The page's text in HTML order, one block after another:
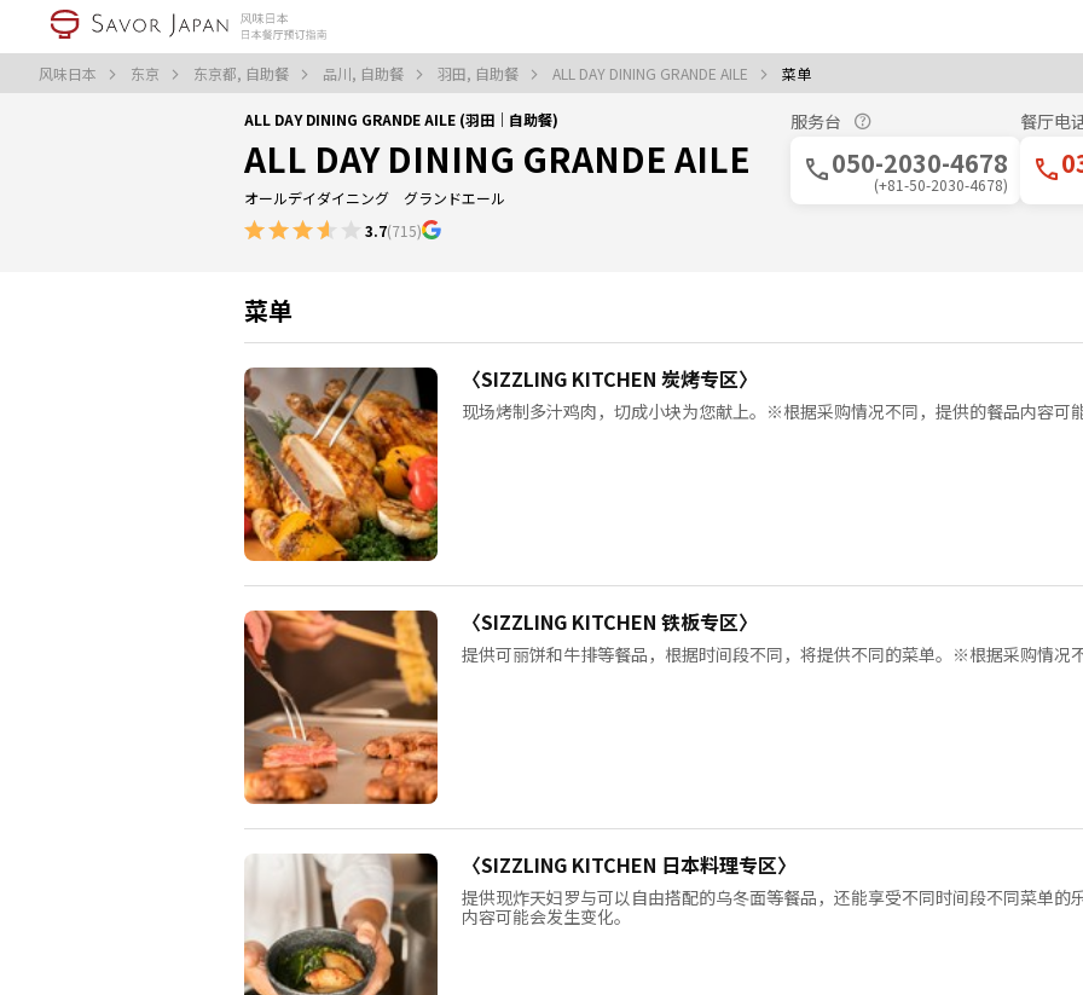
风味日本 东京 东京都, 自助餐 品川, 自助餐 羽田, 自助餐 ALL DAY DINING GRANDE AILE 菜单
ALL DAY DINING GRANDE AILE (羽田｜自助餐)
ALL DAY DINING GRANDE AILE
オールデイダイニング グランドエール
3.7(715)
服务台
050-2030-4678
(+81-50-2030-4678)
餐厅电
菜单
〈SIZZLING KITCHEN 炭烤专区〉
现场烤制多汁鸡肉，切成小块为您献上。※根据采购情况不同，提供的餐品内容可
〈SIZZLING KITCHEN 铁板专区〉
提供可丽饼和牛排等餐品，根据时间段不同，将提供不同的菜单。※根据采购情况
〈SIZZLING KITCHEN 日本料理专区〉
提供现炸天妇罗与可以自由搭配的乌冬面等餐品，还能享受不同时间段不同菜单
内容可能会发生变化。